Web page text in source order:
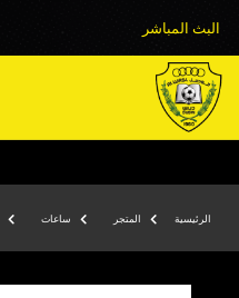
البث المباشر
الرئيسية المتجر ساعات